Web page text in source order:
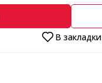
В закладки